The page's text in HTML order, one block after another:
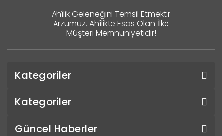
Ahîlik Geleneğini Temsil Etmektir
Arzumuz. Ahîlikte Esas Olan İlke
Müşteri Memnuniyetidir!
Kategoriler
Kategoriler
Güncel Haberler